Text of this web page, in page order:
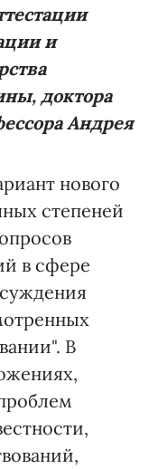
и
доктора
Андрея
нового
степеней
в сфере
В